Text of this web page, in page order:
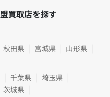
買取店を探す
秋田県 宮城県
山形県
千葉県
埼玉県
茨城県